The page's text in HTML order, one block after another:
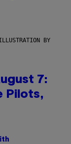
BY
7:
Pilots,